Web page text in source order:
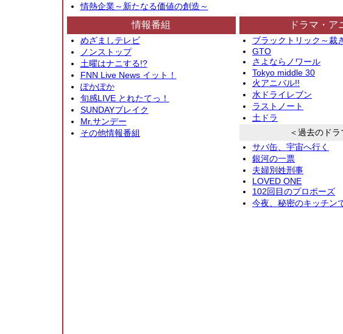
情熱企業～新たなる価値の創造～
情報番組
めざましテレビ
ノンストップ
土曜はナニする!?
FNN Live News イット！
ぽかぽか
旬感LIVE とれたてっ！
SUNDAYブレイク
Mr.サンデー
その他情報番組
ドラマ・ア
ブラックトリック～裁
GTO
さよならノワール
Tokyo middle 30
火アニバル!!
水ドライレブン
ラストノート
土ドラ
＜過去のドラ
サバ缶、宇宙へ行く
銀河の一票
夫婦別姓刑事
LOVED ONE
102回目のプロポーズ
今夜、秘密のキッチン